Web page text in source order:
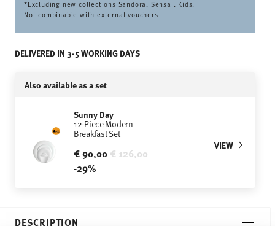
*Excluding new collections Sandora, Sensai, Kids.
Not combinable with external vouchers.
DELIVERED IN 3-5 WORKING DAYS
Also available as a set
Sunny Day
12-Piece Modern
Breakfast Set
€ 90,00Price reduced from
€ 126,00to
-29%
VIEW
DESCRIPTION